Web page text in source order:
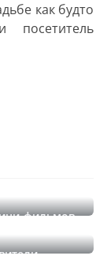
как будто
посетитель
фильмов